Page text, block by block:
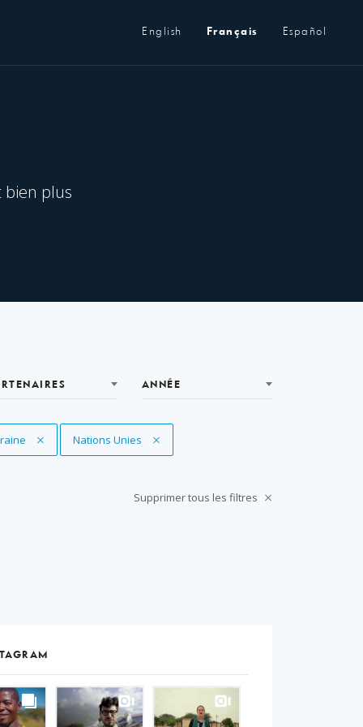
English Français Español
bien plus
ANNÉE
le filtreSupprimer le filtre
Nations Unies
Supprimer tous les filtres